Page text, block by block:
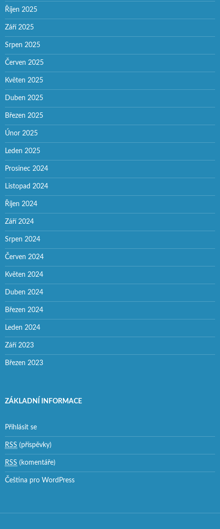
Říjen 2025
Září 2025
Srpen 2025
Červen 2025
Květen 2025
Duben 2025
Březen 2025
Únor 2025
Leden 2025
Prosinec 2024
Listopad 2024
Říjen 2024
Září 2024
Srpen 2024
Červen 2024
Květen 2024
Duben 2024
Březen 2024
Leden 2024
Září 2023
Březen 2023
ZÁKLADNÍ INFORMACE
Přihlásit se
RSS (příspěvky)
RSS (komentáře)
Čeština pro WordPress